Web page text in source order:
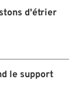
d'étrier
le support